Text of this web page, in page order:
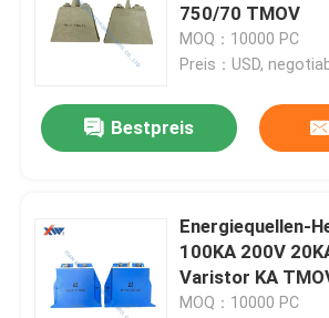
750/70 TMOV
MOQ：10000 PC
Preis：USD,
Bestpreis
Energiequellen-
100KA 200V
Varistor KA
100
MOQ：10000 PC